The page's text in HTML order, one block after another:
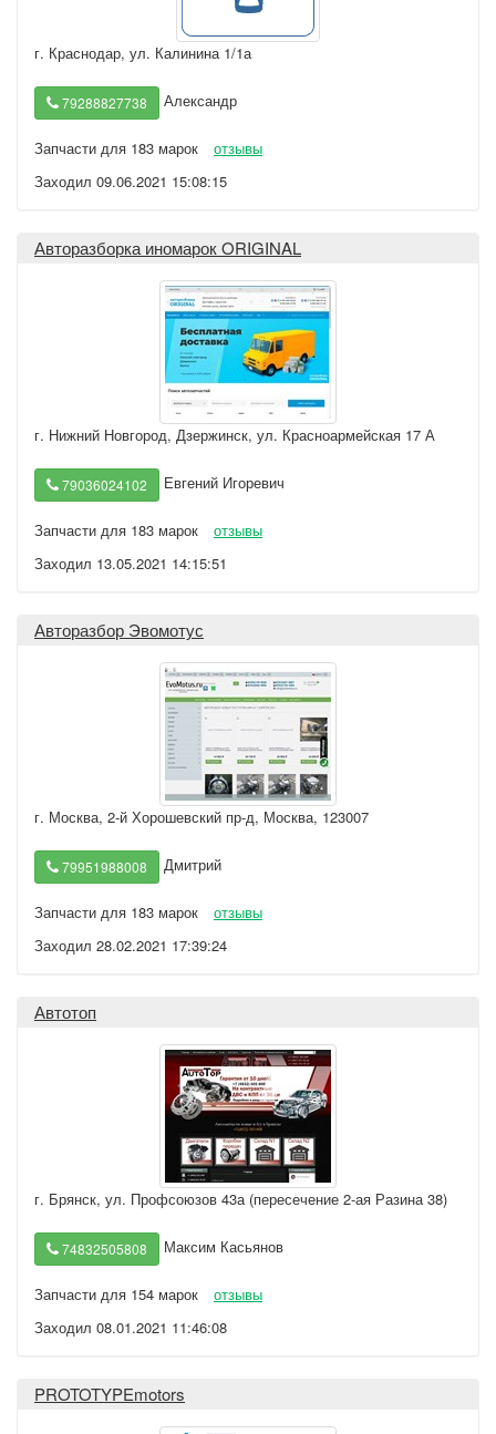
г. Краснодар, ул. Калинина 1/1а
79288827738 Александр
Запчасти для 183 марок
отзывы
Заходил 09.06.2021 15:08:15
Авторазборка иномарок ORIGINAL
г. Нижний Новгород, Дзержинск, ул. Красноармейская 17 А
79036024102 Евгений Игоревич
Запчасти для 183 марок
отзывы
Заходил 13.05.2021 14:15:51
Авторазбор Эвомотус
г. Москва, 2-й Хорошевский пр-д, Москва, 123007
79951988008 Дмитрий
Запчасти для 183 марок
отзывы
Заходил 28.02.2021 17:39:24
Автотоп
г. Брянск, ул. Профсоюзов 43а (пересечение 2-ая Разина 38)
74832505808 Максим Касьянов
Запчасти для 154 марок
отзывы
Заходил 08.01.2021 11:46:08
PROTOTYPEmotors